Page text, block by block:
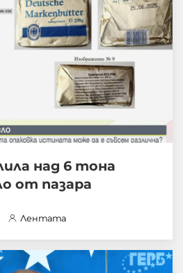
над 6 тона
от пазара
Лентата